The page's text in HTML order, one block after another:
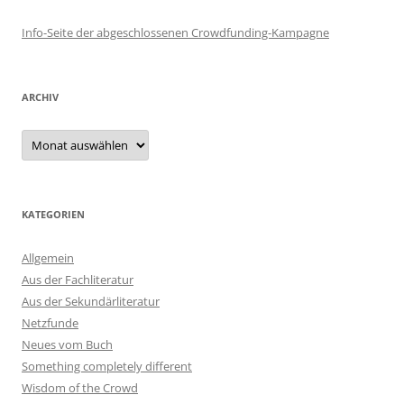
Info-Seite der abgeschlossenen Crowdfunding-Kampagne
ARCHIV
Archiv
KATEGORIEN
Allgemein
Aus der Fachliteratur
Aus der Sekundärliteratur
Netzfunde
Neues vom Buch
Something completely different
Wisdom of the Crowd